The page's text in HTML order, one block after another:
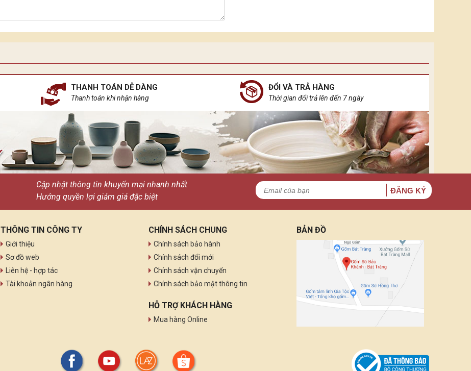
THANH TOÁN DỄ DÀNG
Thanh toán khi nhận hàng
ĐỔI VÀ TRẢ HÀNG
Thời gian đổi trả lên đến 7 ngày
Cập nhật thông tin khuyến mại nhanh nhất
Hưởng quyền lợi giảm giá đặc biệt
ĐĂNG KÝ
THÔNG TIN CÔNG TY
Giới thiệu
Sơ đồ web
Liên hệ - hợp tác
Tài khoản ngân hàng
CHÍNH SÁCH CHUNG
Chính sách bảo hành
Chính sách đổi mới
Chính sách vận chuyển
Chính sách bảo mật thông tin
HỖ TRỢ KHÁCH HÀNG
Mua hàng Online
BẢN ĐỒ